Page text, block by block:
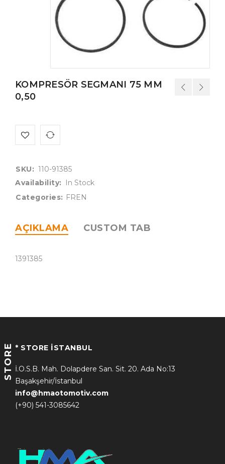
KOMPRESÖR SEGMANI 75 MM
0,50
SKU: 110-91385
Availability:
In Stock
Categories: FREN
AÇIKLAMA CUSTOM TAB
1391385
STORE * STORE İSTANBUL
İ.O.S.B. Mah. Dolapdere San. Sit. 20. Ada No:13
Başakşehir/İstanbul
info@hmaotomotiv.com
(+90) 541-3085642